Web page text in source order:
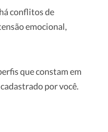
conflitos de
emocional,
que constam em
por você.